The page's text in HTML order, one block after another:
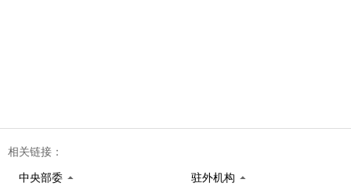
相关链接：
中央部委 驻外机构